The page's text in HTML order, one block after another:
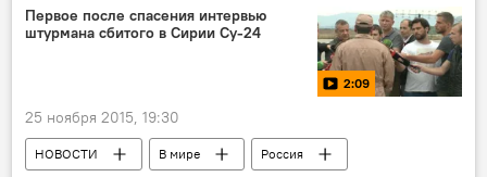
Первое после спасения интервью
штурмана сбитого в Сирии Су-24
2:09
25 ноября 2015, 19:30
НОВОСТИ В мире
Россия